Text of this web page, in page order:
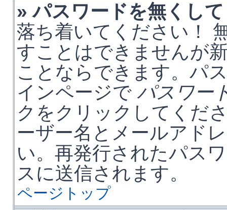
» パスワードを無くし
落ち着いてください！
すことはできませんが
ことならできます。パ
インページで パスワー
クをクリックしてくだ
ーザー名とメールアド
い。再発行されたパス
スに送信されます。
ページトップ